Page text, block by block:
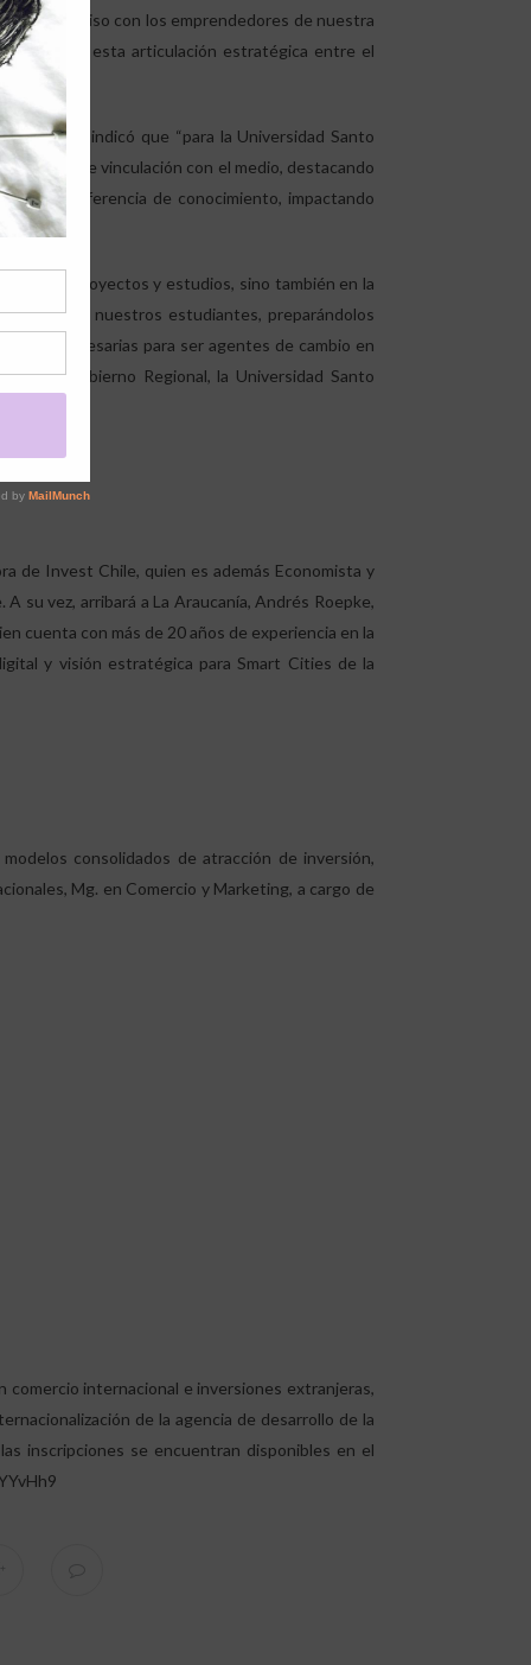
compromiso con los emprendedores de nuestra
través de esta articulación estratégica entre el
Valdivia indicó que “para la Universidad Santo
materia de vinculación con el medio, destacando
la transferencia de conocimiento, impactando
en proyectos y estudios, sino también en la
a nuestros estudiantes, preparándolos
necesarias para ser agentes de cambio en
el Gobierno Regional, la Universidad Santo
de Invest Chile, quien es además Economista y
su vez, arribará a La Araucanía, Andrés Roepke,
cuenta con más de 20 años de experiencia en la
y visión estratégica para Smart Cities de la
consolidados de atracción de inversión,
Mg. en Comercio y Marketing, a cargo de
comercio internacional e inversiones extranjeras,
de la agencia de desarrollo de la
inscripciones se encuentran disponibles en el